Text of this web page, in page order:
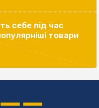
себе під час
товари